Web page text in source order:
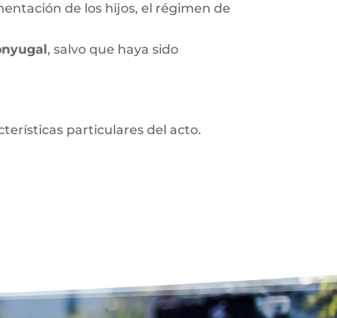
de los hijos, el régimen de
, salvo que haya sido
particulares del acto.